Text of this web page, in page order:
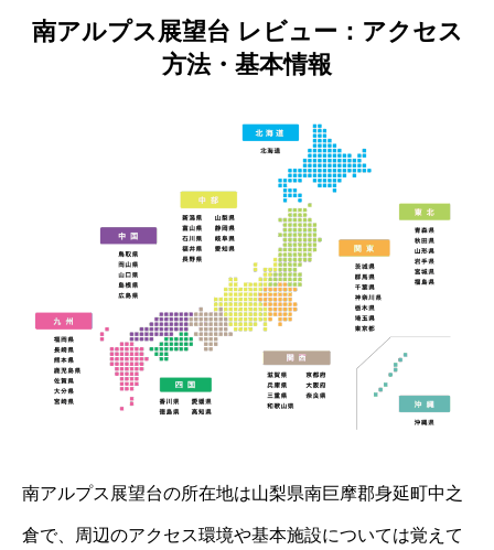
南アルプス展望台 レビュー：アクセス
方法・基本情報
南アルプス展望台の所在地は山梨県南巨摩郡身延町中之
倉で、周辺のアクセス環境や基本施設については覚えて